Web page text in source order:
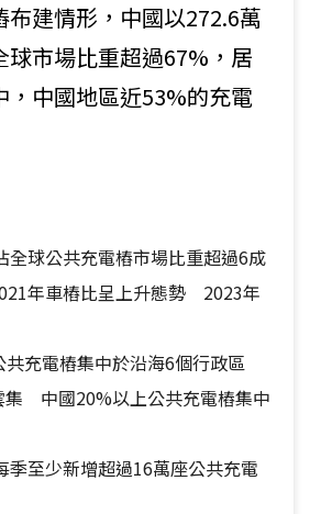
布建情形，中國以272.6萬
球市場比重超過67%，居
，中國地區近53%的充電
全球公共充電樁市場比重超過6成
年車樁比呈上升態勢 2023年
充電樁集中於沿海6個行政區
集 中國20%以上公共充電樁集中
季至少新增超過16萬座公共充電